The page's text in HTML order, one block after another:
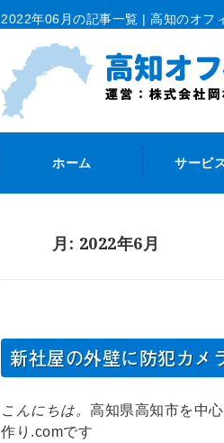
2022年06月の記事一覧 | 高知のオフ
ホーム サービ
月: 2022年6月
新社屋の外壁に防犯カメ
こんにちは。 高知県高知市を中
作り.comです